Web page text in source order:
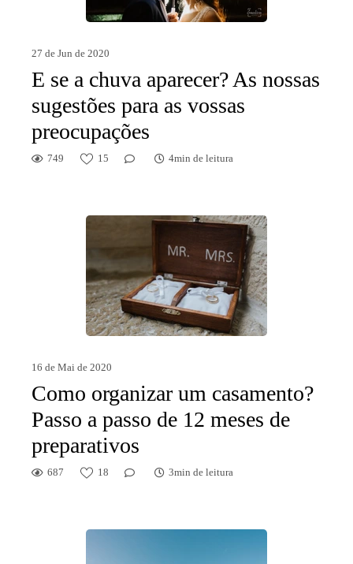
27 de Jun de 2020
E se a chuva aparecer? As nossas
sugestões para as vossas
preocupações
749 15 4min de leitura
16 de Mai de 2020
Como organizar um casamento?
Passo a passo de 12 meses de
preparativos
687 18 3min de leitura